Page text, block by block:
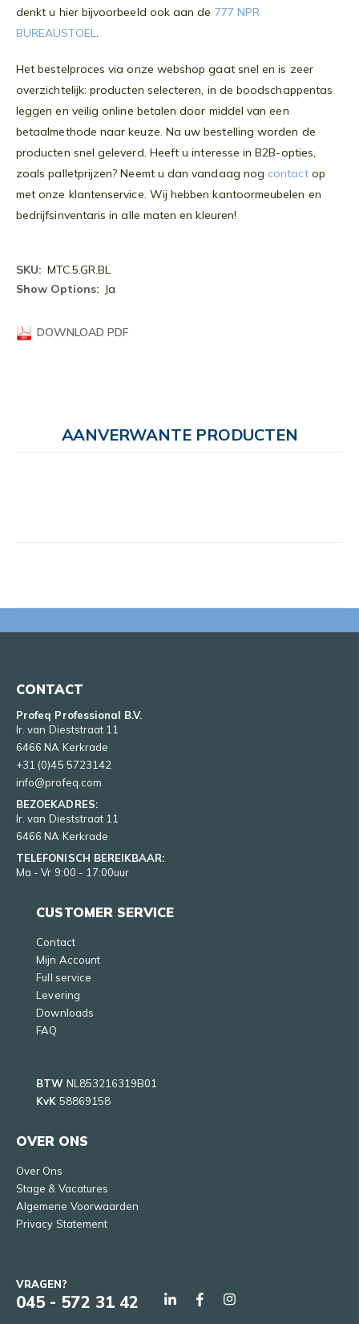
denkt u hier bijvoorbeeld ook aan de 777 NPR
BUREAUSTOEL.
Het bestelproces via onze webshop gaat snel en is zeer
overzichtelijk: producten selecteren, in de boodschappentas
leggen en veilig online betalen door middel van een
betaalmethode naar keuze. Na uw bestelling worden de
producten snel geleverd. Heeft u interesse in B2B-opties,
zoals palletprijzen? Neemt u dan vandaag nog contactop
met onze klantenservice. Wij hebben kantoormeubelen en
bedrijfsinventaris in alle maten en kleuren!
Meer
informatie
MTC.5.GR.BL
Ja
DOWNLOAD PDF
AANVERWANTE PRODUCTEN
CONTACT
Profeq Professional B.V.
Ir. van Dieststraat 11
6466 NA Kerkrade
+31 (0)45 5723142
info@profeq.com
BEZOEKADRES:
Ir. van Dieststraat 11
6466 NA Kerkrade
TELEFONISCH BEREIKBAAR:
Ma - Vr 9:00 - 17:00uur
CUSTOMER SERVICE
Contact
Mijn Account
Full service
Levering
Downloads
FAQ
BTW NL853216319B01
KvK 58869158
OVER ONS
Over Ons
Stage & Vacatures
Algemene Voorwaarden
Privacy Statement
VRAGEN?
045 - 572 31 42